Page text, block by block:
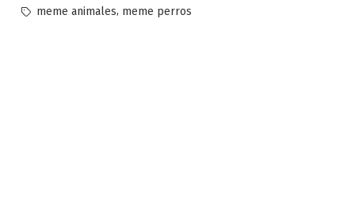
por
en
Etiquetas:
meme animales, meme perros